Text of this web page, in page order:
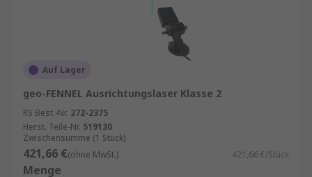
Auf Lager
geo-FENNEL Ausrichtungslaser Klasse 2
RS Best.-Nr. 272-2375
Herst. Teile-Nr. 519130
Zwischensumme (1 Stück)
421,66 €(ohne MwSt.) 421,66 €/Stück
Menge